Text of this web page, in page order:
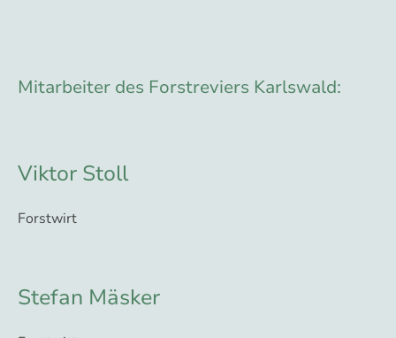
Mitarbeiter des Forstreviers Karlswald:
Viktor Stoll
Forstwirt
Stefan Mäsker